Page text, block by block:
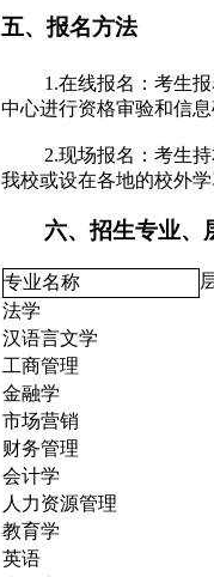
五、报名方法
1.在线报名：考生
中心进行资格审验和信
2.现场报名：考生
我校或设在各地的校外
六、招生专业、
专业名称
法学
汉语言文学
工商管理
金融学
市场营销
财务管理
会计学
人力资源管理
教育学
英语